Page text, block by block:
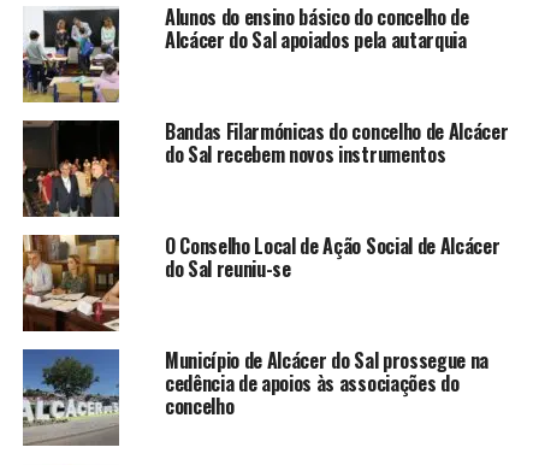
Alunos do ensino básico do concelho de
Alcácer do Sal apoiados pela autarquia
Bandas Filarmónicas do concelho de Alcácer
do Sal recebem novos instrumentos
O Conselho Local de Ação Social de Alcácer
do Sal reuniu-se
Município de Alcácer do Sal prossegue na
cedência de apoios às associações do
concelho